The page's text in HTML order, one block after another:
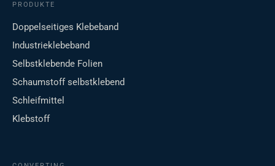
PRODUKTE
Doppelseitiges Klebeband
Industrieklebeband
Selbstklebende Folien
Schaumstoff selbstklebend
Schleifmittel
Klebstoff